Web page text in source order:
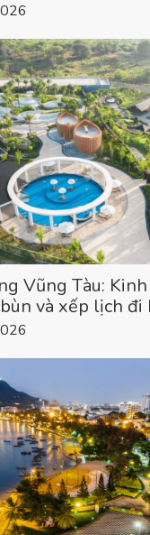
Vũng Tàu:
và xếp lịch đi